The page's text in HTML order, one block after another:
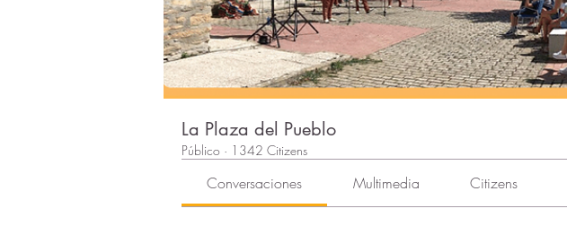
La Plaza del Pueblo
Público · 1342 Citizens
Conversaciones Multimedia Citizens